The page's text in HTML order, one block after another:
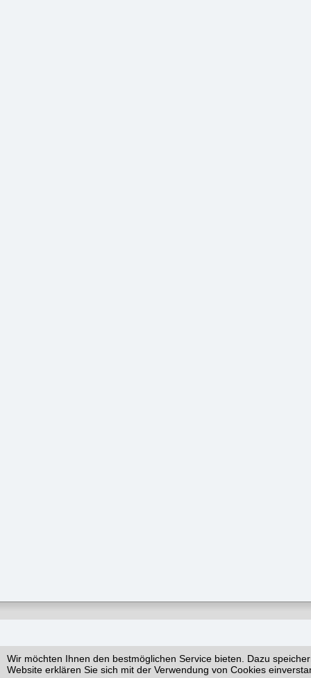
Wir möchten Ihnen den bestmöglichen Service bieten. Dazu
Website erklären Sie sich mit der Verwendung von Cookies